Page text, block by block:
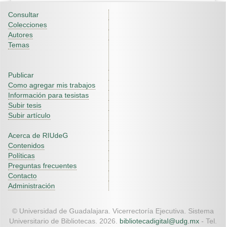
Consultar
Colecciones
Autores
Temas
Publicar
Como agregar mis trabajos
Información para tesistas
Subir tesis
Subir artículo
Acerca de RIUdeG
Contenidos
Políticas
Preguntas frecuentes
Contacto
Administración
© Universidad de Guadalajara. Vicerrectoría Ejecutiva. Sistema
Universitario de Bibliotecas. 2026. bibliotecadigital@udg.mx - Tel.